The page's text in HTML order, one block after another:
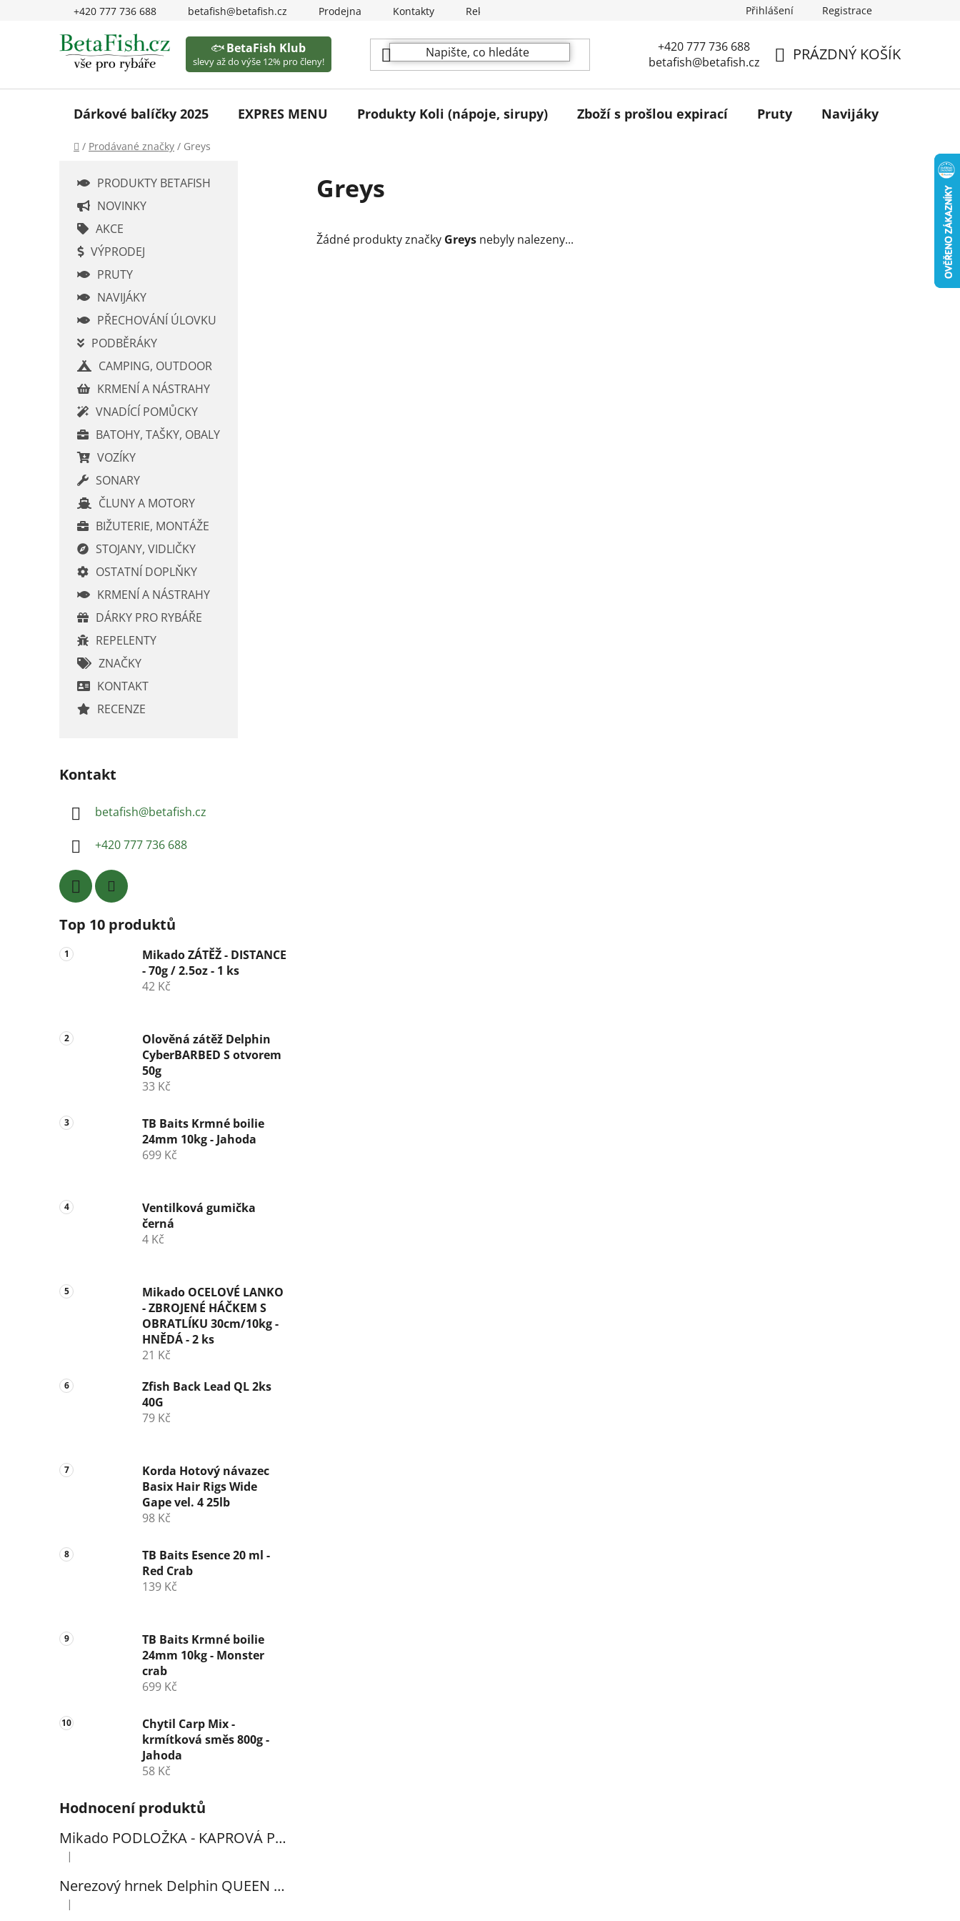
+420 777 736 688 betafish@betafish.cz Prodejna Kontakty Reklamační podmínky Přihlášení Registrace
KOŠÍK
PRÁZDNÝ KOŠÍK
+420 777 736 688
betafish@betafish.cz
🐟BetaFish Klub
slevy až do výše 12% pro členy!
Dárkové balíčky 2025 EXPRES MENU Produkty Koli (nápoje, sirupy) Zboží s prošlou expirací Pruty Navijáky
Domů
/ Prodávané značky / Greys
PRODUKTY BETAFISH
NOVINKY
AKCE
VÝPRODEJ
PRUTY
NAVIJÁKY
PŘECHOVÁNÍ ÚLOVKU
PODBĚRÁKY
CAMPING, OUTDOOR
KRMENÍ A NÁSTRAHY
VNADÍCÍ POMŮCKY
BATOHY, TAŠKY, OBALY
VOZÍKY
SONARY
ČLUNY A MOTORY
BIŽUTERIE, MONTÁŽE
STOJANY, VIDLIČKY
OSTATNÍ DOPLŇKY
KRMENÍ A NÁSTRAHY
DÁRKY PRO RYBÁŘE
REPELENTY
ZNAČKY
KONTAKT
RECENZE
Kontakt
betafish@betafish.cz
+420 777 736 688
Top 10 produktů
Mikado ZÁTĚŽ - DISTANCE
- 70g / 2.5oz - 1 ks
42 Kč
Olověná zátěž Delphin
CyberBARBED S otvorem
50g
33 Kč
TB Baits Krmné boilie
24mm 10kg - Jahoda
699 Kč
Ventilková gumička
černá
4 Kč
Mikado OCELOVÉ LANKO
- ZBROJENÉ HÁČKEM S
OBRATLÍKU 30cm/10kg -
HNĚDÁ - 2 ks
21 Kč
Zfish Back Lead QL 2ks
40G
79 Kč
Korda Hotový návazec
Basix Hair Rigs Wide
Gape vel. 4 25lb
98 Kč
TB Baits Esence 20 ml -
Red Crab
139 Kč
TB Baits Krmné boilie
24mm 10kg - Monster
crab
699 Kč
Chytil Carp Mix -
krmítková směs 800g -
Jahoda
58 Kč
Hodnocení produktů
Mikado PODLOŽKA - KAPROVÁ PRO VYHÁČKOVÁNÍ S METREM - (102x60cm) - 1ks
Hodnocení produktu je 5 z 5 hvězdiček.
|
Nerezový hrnek Delphin QUEEN 300ml
Hodnocení produktu je 5 z 5 hvězdiček.
|
Greys
Žádné produkty značky Greys nebyly nalezeny...